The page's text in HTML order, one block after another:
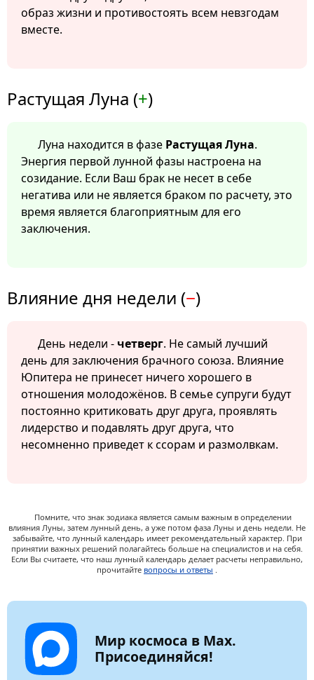
образ жизни и противостоять всем невзгодам
вместе.
Растущая Луна (+)
Луна находится в фазе Растущая Луна.
Энергия первой лунной фазы настроена на
созидание. Если Ваш брак не несет в себе
негатива или не является браком по расчету, это
время является благоприятным для его
заключения.
Влияние дня недели (−)
День недели - четверг. Не самый лучший
день для заключения брачного союза. Влияние
Юпитера не принесет ничего хорошего в
отношения молодожёнов. В семье супруги будут
постоянно критиковать друг друга, проявлять
лидерство и подавлять друг друга, что
несомненно приведет к ссорам и размолвкам.
Помните, что знак зодиака является самым важным в определении
влияния Луны, затем лунный день, а уже потом фаза Луны и день недели. Не
забывайте, что лунный календарь имеет рекомендательный характер. При
принятии важных решений полагайтесь больше на специалистов и на себя.
Если Вы считаете, что наш лунный календарь делает расчеты неправильно,
прочитайте вопросы и ответы .
Мир космоса в Max.
Присоединяйся!